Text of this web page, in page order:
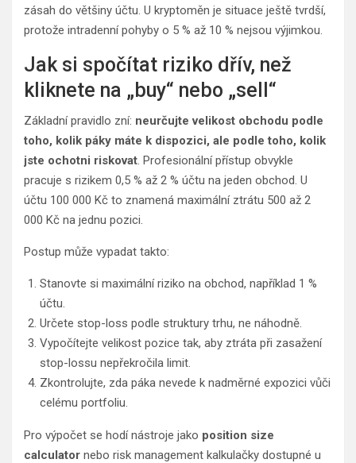
zásah do většiny účtu. U kryptoměn je situace ještě tvrdší,
protože intradenní pohyby o 5 % až 10 % nejsou výjimkou.
Jak si spočítat riziko dřív, než
kliknete na „buy“ nebo „sell“
Základní pravidlo zní: neurčujte velikost obchodu podle
toho, kolik páky máte k dispozici, ale podle toho, kolik
jste ochotni riskovat. Profesionální přístup obvykle
pracuje s rizikem 0,5 % až 2 % účtu na jeden obchod. U
účtu 100 000 Kč to znamená maximální ztrátu 500 až 2
000 Kč na jednu pozici.
Postup může vypadat takto:
Stanovte si maximální riziko na obchod, například 1 %
účtu.
Určete stop-loss podle struktury trhu, ne náhodně.
Vypočítejte velikost pozice tak, aby ztráta při zasažení
stop-lossu nepřekročila limit.
Zkontrolujte, zda páka nevede k nadměrné expozici vůči
celému portfoliu.
Pro výpočet se hodí nástroje jako position size
calculator nebo risk management kalkulačky dostupné u